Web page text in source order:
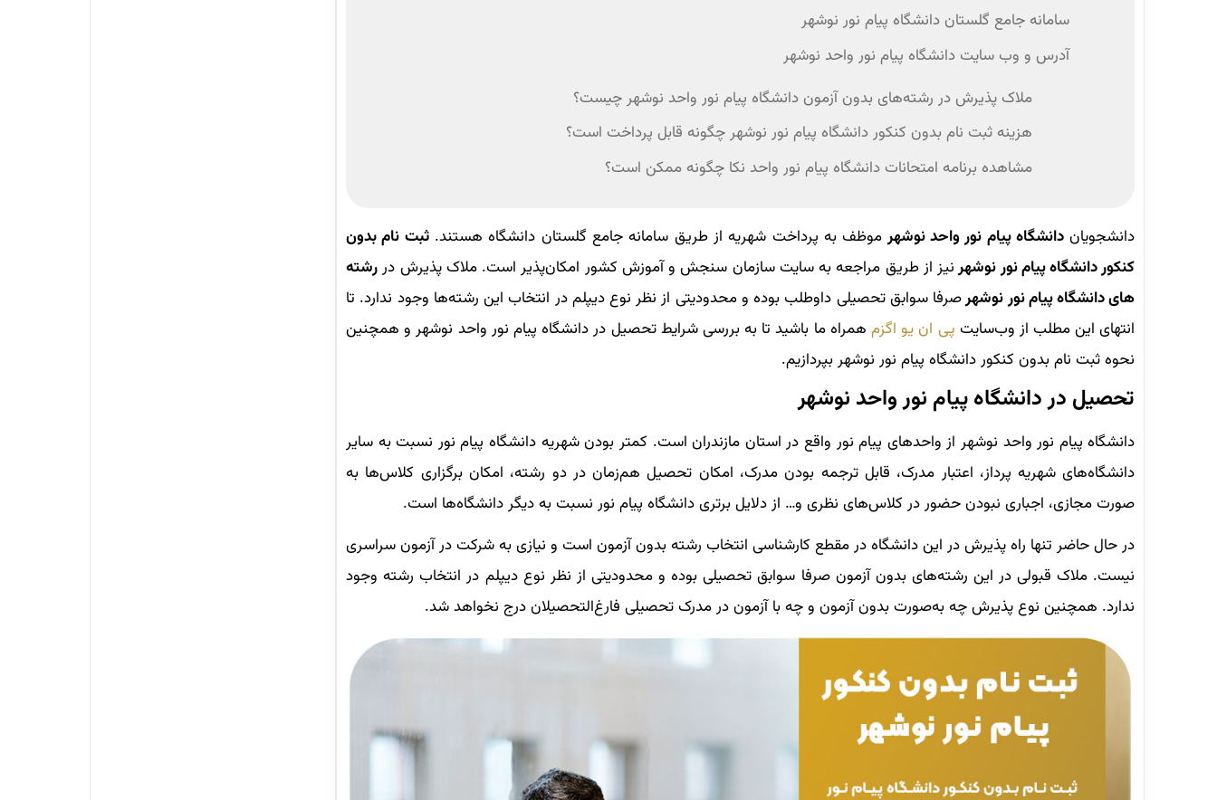
سامانه جامع گلستان دانشگاه پیام نور نوشهر
آدرس و وب‌ سایت دانشگاه پیام نور واحد نوشهر
ملاک پذیرش در رشته‌های بدون آزمون دانشگاه پیام نور واحد نوشهر چیست؟
هزینه ثبت نام بدون کنکور دانشگاه پیام نور نوشهر چگونه قابل پرداخت است؟
مشاهده برنامه امتحانات دانشگاه پیام نور واحد نکا چگونه ممکن است؟
دانشجویان دانشگاه پیام نور واحد نوشهرموظف به پرداخت شهریه از طریق سامانه جامع گلستان دانشگاه هستند.ثبت نام بدون
کنکور دانشگاه پیام نور نوشهرنیز از طریق مراجعه به سایت سازمان سنجش و آموزش کشور امکان‌پذیر است. ملاک پذیرش دررشته
های دانشگاه پیام نور نوشهرصرفا سوابق تحصیلی داوطلب بوده و محدودیتی از نظر نوع دیپلم در انتخاب این رشته‌ها وجود ندارد. تا
انتهای این مطلب از وب‌سایت پی ان یو اگزم همراه ما باشید تا به بررسی شرایط تحصیل در دانشگاه پیام نور واحد نوشهر و همچنین
نحوه ثبت نام بدون کنکور دانشگاه پیام نور نوشهر بپردازیم.
تحصیل در دانشگاه پیام نور واحد نوشهر
دانشگاه پیام نور واحد نوشهر از واحدهای پیام نور واقع در استان مازندران است. کمتر بودن شهریه دانشگاه پیام نور نسبت به سایر
دانشگاه‌های شهریه پرداز، اعتبار مدرک، قابل ترجمه بودن مدرک، امکان تحصیل هم‌زمان در دو رشته، امکان برگزاری کلاس‌ها به
صورت مجازی، اجباری نبودن حضور در کلاس‌های نظری و… از دلایل برتری دانشگاه پیام نور نسبت به دیگر دانشگاه‌ها است.
در حال حاضر تنها راه پذیرش در این دانشگاه در مقطع کارشناسی انتخاب رشته بدون آزمون است و نیازی به شرکت در آزمون سراسری
نیست. ملاک قبولی در این رشته‌های بدون آزمون صرفا سوابق تحصیلی بوده و محدودیتی از نظر نوع دیپلم در انتخاب رشته وجود
ندارد. همچنین نوع پذیرش چه به‌صورت بدون آزمون و چه با آزمون در مدرک تحصیلی فارغ‌التحصیلان درج نخواهد شد.